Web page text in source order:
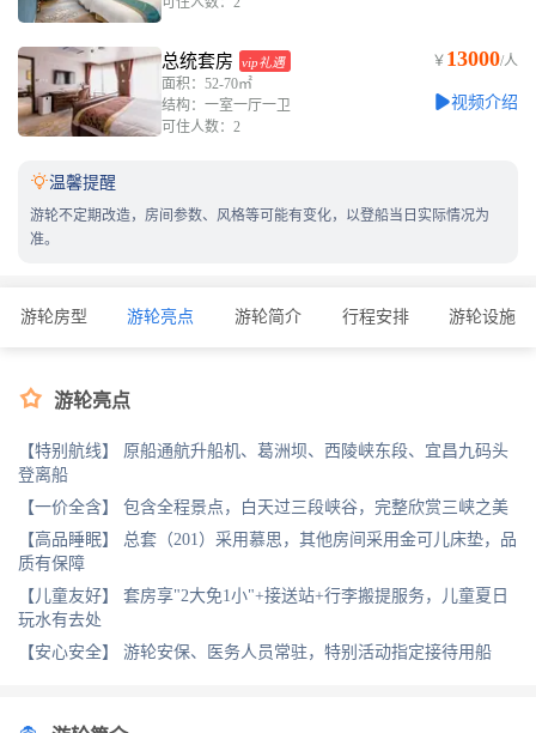
总统套房 vip礼遇
面积：52-70㎡
结构：一室一厅一卫
可住人数：2
￥ 13000/人
视频介绍
温馨提醒
游轮不定期改造，房间参数、风格等可能有变化，以登船当日实际情况为
准。
游轮房型 游轮亮点 游轮简介 行程安排 游轮设施
 游轮亮点
【特别航线】 原船通航升船机、葛洲坝、西陵峡东段、宜昌九码头
登离船
【一价全含】 包含全程景点，白天过三段峡谷，完整欣赏三峡之美
【高品睡眠】 总套（201）采用慕思，其他房间采用金可儿床垫，品
质有保障
【儿童友好】 套房享"2大免1小"+接送站+行李搬提服务，儿童夏日
玩水有去处
【安心安全】 游轮安保、医务人员常驻，特别活动指定接待用船